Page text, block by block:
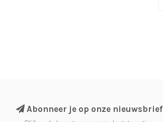
Abonneer je op onze nieuwsbrief